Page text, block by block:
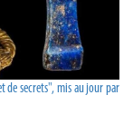
de secrets", mis au jour par